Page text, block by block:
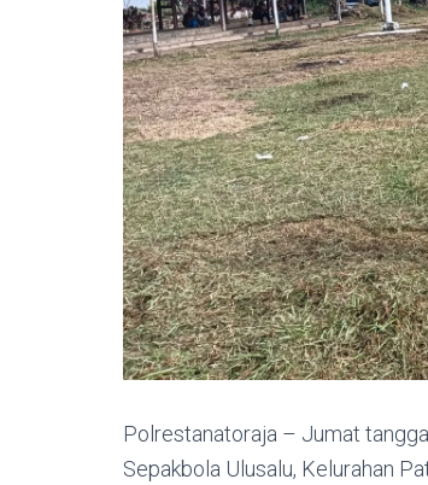
Polrestanatoraja – Jumat
Sepakbola Ulusalu, Kelurahan